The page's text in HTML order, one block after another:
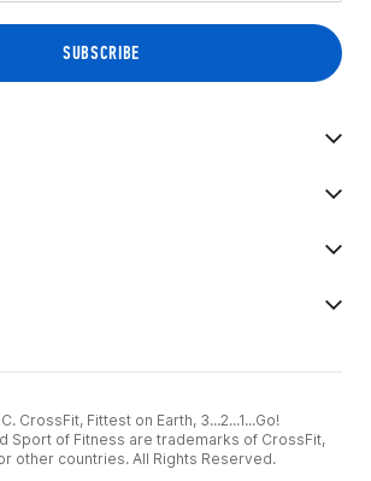
CrossFit, Fittest on Earth, 3...2...1...Go!
Sport of Fitness are trademarks of CrossFit,
other countries. All Rights Reserved.